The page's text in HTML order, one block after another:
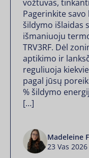
vožtuvas,
Pagerinkite
šildymo išlaidas
išmaniuoju
TRV3RF. Dėl
aptikimo ir
reguliuoja
pagal jūsų
% šildymo
[…]
Madeleine
23 Vas 2026